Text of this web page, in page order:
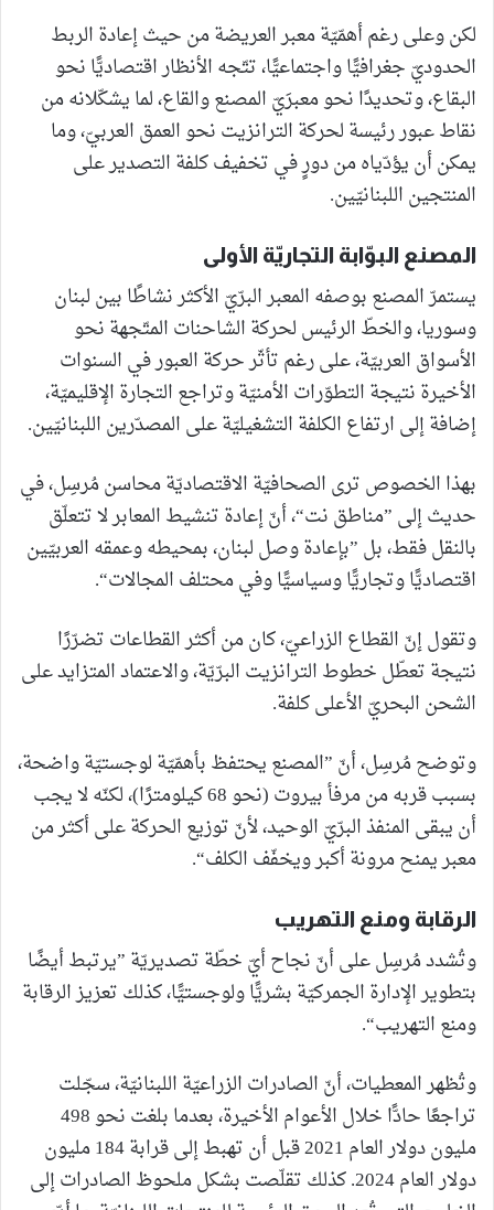
لكن وعلى رغم أهمّيّة معبر العريضة من حيث إعادة الربط
الحدوديّ جغرافيًّا واجتماعيًّا، تتّجه الأنظار اقتصاديًّا نحو
البقاع، وتحديدًا نحو معبرَيّ المصنع والقاع، لما يشكّلانه من
نقاط عبور رئيسة لحركة الترانزيت نحو العمق العربيّ، وما
يمكن أن يؤدّياه من دورٍ في تخفيف كلفة التصدير على
المنتجين اللبنانيّين.
المصنع البوّابة التجاريّة الأولى
يستمرّ المصنع بوصفه المعبر البرّيّ الأكثر نشاطًا بين لبنان
وسوريا، والخطّ الرئيس لحركة الشاحنات المتّجهة نحو
الأسواق العربيّة، على رغم تأثّر حركة العبور في السنوات
الأخيرة نتيجة التطوّرات الأمنيّة وتراجع التجارة الإقليميّة،
إضافة إلى ارتفاع الكلفة التشغيليّة على المصدّرين اللبنانيّين.
بهذا الخصوص ترى الصحافيّة الاقتصاديّة محاسن مُرسِل، في
حديث إلى ”مناطق نت“، أنّ إعادة تنشيط المعابر لا تتعلّق
بالنقل فقط، بل ”بإعادة وصل لبنان، بمحيطه وعمقه العربيّين
اقتصاديًّا وتجاريًّا وسياسيًّا وفي محتلف المجالات“.
وتقول إنّ القطاع الزراعيّ، كان من أكثر القطاعات تضرّرًا
نتيجة تعطّل خطوط الترانزيت البرّيّة، والاعتماد المتزايد على
الشحن البحريّ الأعلى كلفة.
وتوضح مُرسِل، أنّ ”المصنع يحتفظ بأهمّيّة لوجستيّة واضحة،
بسبب قربه من مرفأ بيروت (نحو 68 كيلومترًا)، لكنّه لا يجب
أن يبقى المنفذ البرّيّ الوحيد، لأنّ توزيع الحركة على أكثر من
معبر يمنح مرونة أكبر ويخفّف الكلف“.
الرقابة ومنع التهريب
وتُشدد مُرسِل على أنّ نجاح أيّ خطّة تصديريّة ”يرتبط أيضًا
بتطوير الإدارة الجمركيّة بشريًّا ولوجستيًّا، كذلك تعزيز الرقابة
ومنع التهريب“.
وتُظهر المعطيات، أنّ الصادرات الزراعيّة اللبنانيّة، سجّلت
تراجعًا حادًّا خلال الأعوام الأخيرة، بعدما بلغت نحو 498
مليون دولار العام 2021 قبل أن تهبط إلى قرابة 184 مليون
دولار العام 2024. كذلك تقلّصت بشكل ملحوظ الصادرات إلى